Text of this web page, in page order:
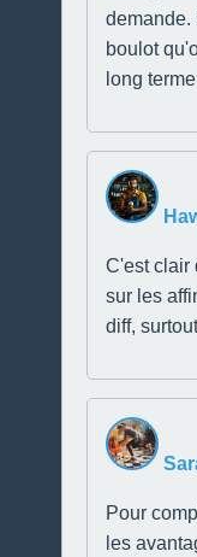
demande.
boulot
long
C'est clair
sur les
diff,
Pour
les